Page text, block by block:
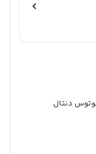
ایی
باعث کاربرد
از ایجاد
باعث افزایش
کامپوزیت به